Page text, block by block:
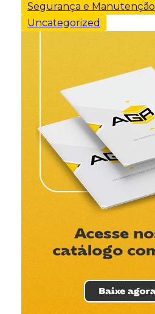
Segurança e Manutenção
Uncategorized